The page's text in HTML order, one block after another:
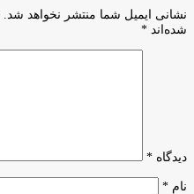
تولید
علم
و
عملی
نشانی ایمیل شما منتشر نخواهد شد.
شده‌اند *
دیدگاه *
نام *